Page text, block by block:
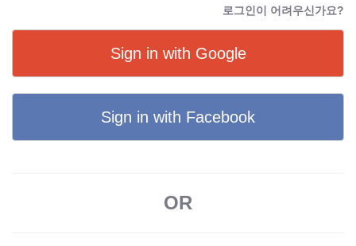
로그인이 어려우신가요?
Sign in with Google
Sign in with Facebook
OR